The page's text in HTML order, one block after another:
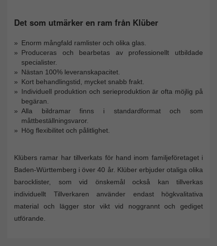
Det som utmärker en ram från Klüber
Enorm mångfald ramlister och olika glas.
Produceras och bearbetas av professionellt utbildade
specialister.
Nästan 100% leveranskapacitet.
Kort behandlingstid, mycket snabb frakt.
Individuell produktion och serieproduktion är ofta möjlig på
begäran.
Alla bildramar finns i standardformat och som
måttbeställningsvaror.
Hög flexibilitet och pålitlighet.
Klübers ramar har tillverkats för hand inom familjeföretaget i
Baden-Württemberg i över 40 år. Klüber erbjuder otaliga olika
barocklister, som vid önskemål också kan tillverkas
individuellt Tillverkaren använder endast högkvalitativa
material och lägger stor vikt vid noggrannt och gediget
utförande.